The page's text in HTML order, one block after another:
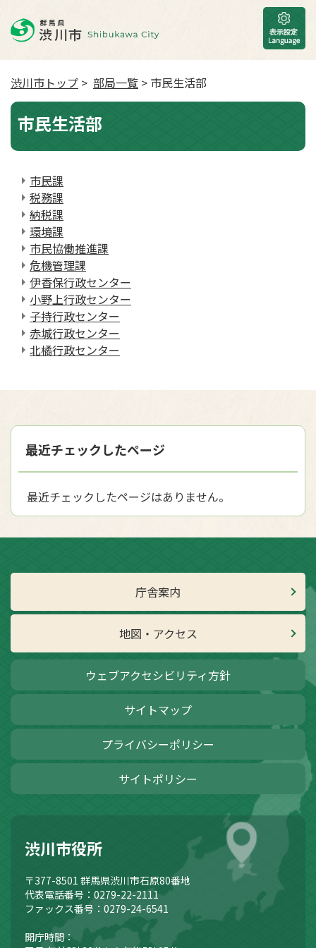
渋川市トップ > 部局一覧 > 市民生活部
市民生活部
市民課
税務課
納税課
環境課
市民協働推進課
危機管理課
伊香保行政センター
小野上行政センター
子持行政センター
赤城行政センター
北橘行政センター
最近チェックしたページ
最近チェックしたページはありません。
庁舎案内
地図・アクセス
ウェブアクセシビリティ方針
サイトマップ
プライバシーポリシー
サイトポリシー
渋川市役所
〒377-8501 群馬県渋川市石原80番地
代表電話番号：0279-22-2111
ファックス番号：0279-24-6541
開庁時間：